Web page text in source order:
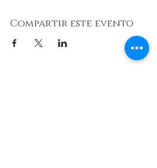
Compartir este evento